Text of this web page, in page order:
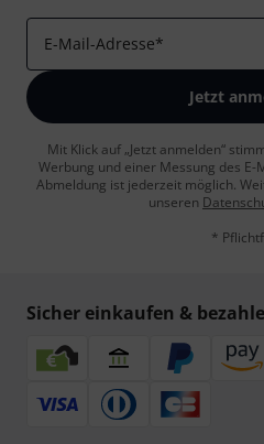
E-Mail-Adresse*
Jetzt
Mit Klick auf „Jetzt anmelden“
Werbung und einer Messung des
Abmeldung ist jederzeit möglich.
unseren
*
Sicher einkaufen &